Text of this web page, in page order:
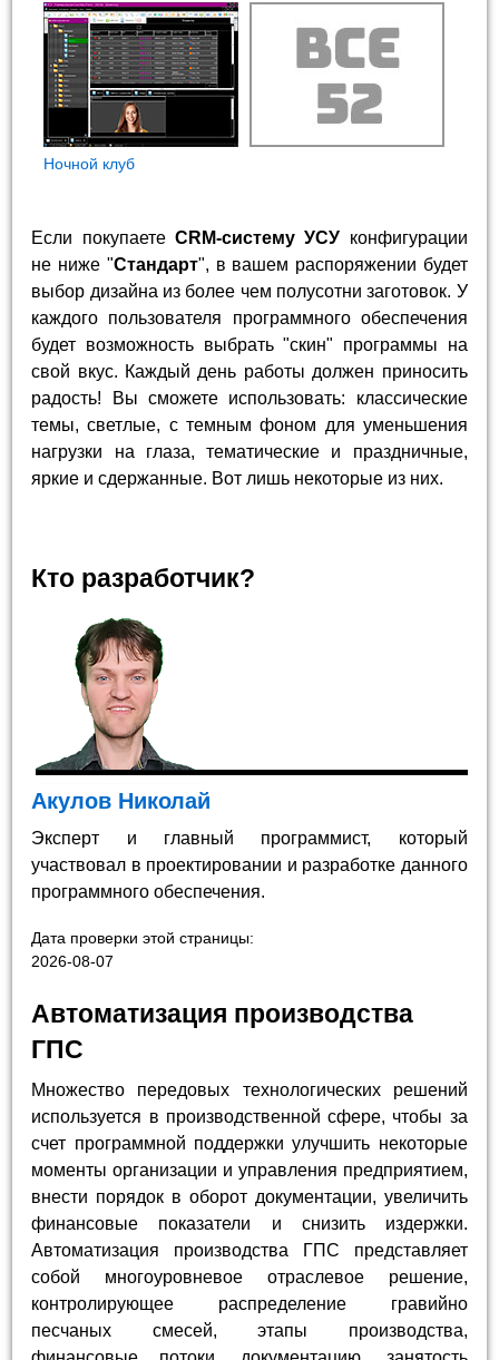
Ночной клуб
Если покупаете CRM-систему УСУ конфигурации
не ниже "Стандарт", в вашем распоряжении будет
выбор дизайна из более чем полусотни заготовок. У
каждого пользователя программного обеспечения
будет возможность выбрать "скин" программы на
свой вкус. Каждый день работы должен приносить
радость! Вы сможете использовать: классические
темы, светлые, с темным фоном для уменьшения
нагрузки на глаза, тематические и праздничные,
яркие и сдержанные. Вот лишь некоторые из них.
Кто разработчик?
Акулов Николай
Эксперт и главный программист, который
участвовал в проектировании и разработке данного
программного обеспечения.
Дата проверки этой страницы:
2026-08-07
Автоматизация производства
ГПС
Множество передовых технологических решений
используется в производственной сфере, чтобы за
счет программной поддержки улучшить некоторые
моменты организации и управления предприятием,
внести порядок в оборот документации, увеличить
финансовые показатели и снизить издержки.
Автоматизация производства ГПС представляет
собой многоуровневое отраслевое решение,
контролирующее распределение гравийно
песчаных смесей, этапы производства,